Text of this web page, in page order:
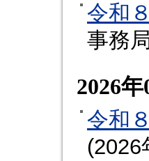
令和
事務
2026年
令和
(2026